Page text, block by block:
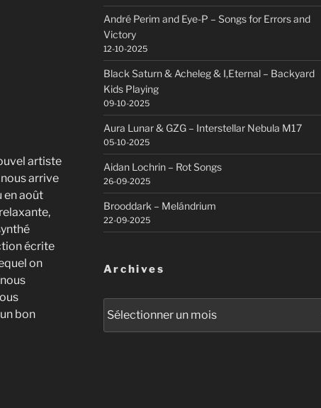
artiste
arrive
en août
écrite
on
bon
André Perim and Eye-P – Songs for Errors and
Victory
12-10-2025
Black Saturn & Acheleg & I,Eternal – Backyard
Kids Playing
09-10-2025
Aura Lunar & GZG – Interstellar Nebula M17
05-10-2025
Aidan Lochrin – Rot Songs
26-09-2025
Brooddark – Melándrium
22-09-2025
Archives